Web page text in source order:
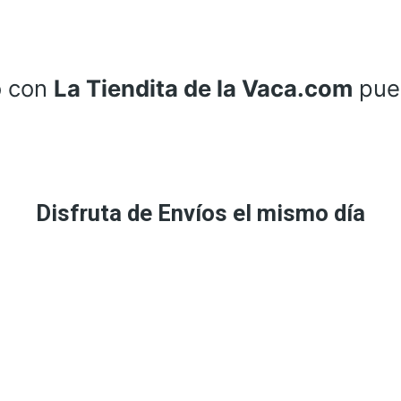
con La Tiendita de la Vaca.com
Disfruta de Envíos el mismo día